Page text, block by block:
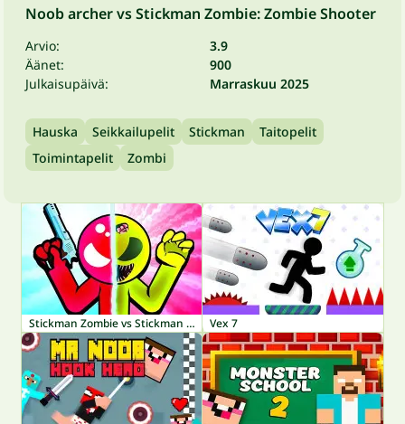
Noob archer vs Stickman Zombie: Zombie Shooter
Arvio:
3.9
Äänet:
900
Julkaisupäivä:
Marraskuu 2025
Hauska Seikkailupelit Stickman
Taitopelit
Toimintapelit
Zombi
Stickman Zombie vs Stickman Hero Vex 7